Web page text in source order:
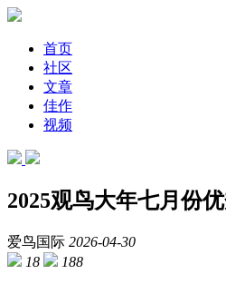
首页
社区
文章
佳作
视频
2025观鸟大年七月份
爱鸟国际 2026-04-30
18
188